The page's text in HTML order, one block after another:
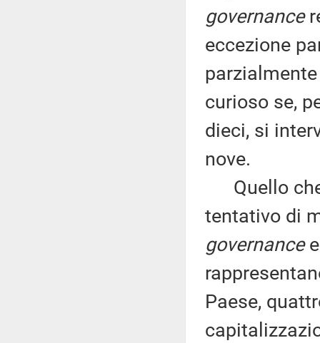
governance
eccezione
curioso se,
dieci, si
nove.
Quello che
tentativo di
governancee
Paese,